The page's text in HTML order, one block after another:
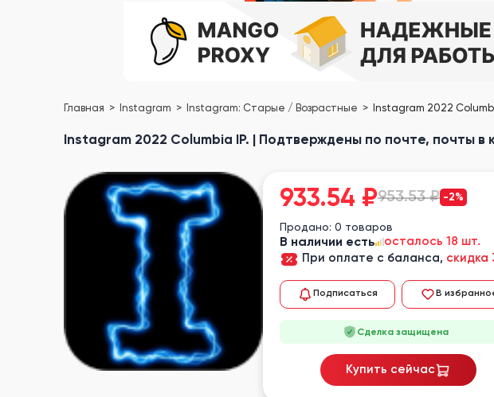
Главная Instagram Instagram: Старые / Возрастные Instagram 2022
Instagram 2022 Columbia IP. | Подтверждены по почте, почты в
933.54 ₽953.53 ₽ -2%
Продано: 0 товаров
В наличии есть
осталось 18 шт.
При оплате с баланса, скидка
Подписаться В
Сделка защищена
Купить сейчас